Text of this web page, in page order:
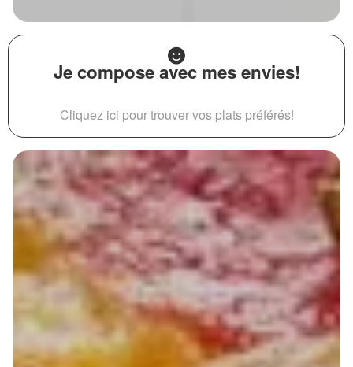
Je compose avec mes envies!
Cliquez ici pour trouver vos plats préférés!